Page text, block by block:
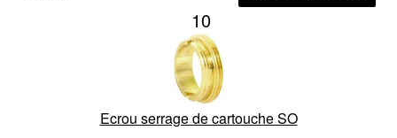
10
Ecrou serrage de cartouche SO